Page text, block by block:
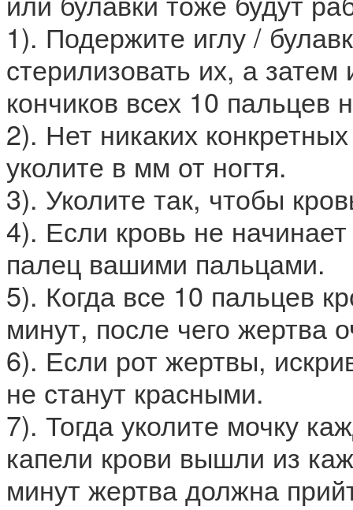
1). Подержите иглу /
стерилизовать их, а
кончиков всех 10 пальцев
2). Нет никаких
уколите в мм от ногтя.
3). Уколите так, чтобы
4). Если кровь не
палец вашими пальцами.
5). Когда все 10 пальцев
минут, после чего жертва
6). Если рот жертвы,
не станут красными.
7). Тогда уколите мочку
капели крови вышли из
минут жертва должна